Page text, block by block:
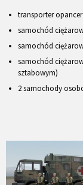
transporter
samochód
samochód
samochód
sztabowym)
2 samochody